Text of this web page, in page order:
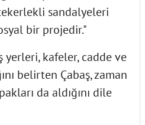
tekerlekli sandalyeleri
bir projedir."
yerleri, kafeler, cadde ve
belirten Çabaş, zaman
da aldığını dile